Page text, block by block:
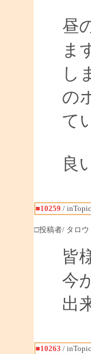
昼
ま
し
の
て
良
■10259 /
□投稿者/ タロウ
皆
今
出
■10263 /